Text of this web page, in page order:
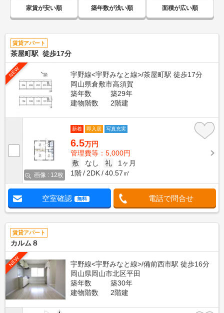
家賃が安い順 築年数が浅い順 面積が広い順
賃貸アパート
茶屋町駅 徒歩17分
NEW
宇野線<宇野みなと線>/茶屋町駅 徒歩17分
岡山県倉敷市高須賀
築年数
築29年
建物階数
2階建
画像 : 12枚
新着 即入居 写真充実
6.5万円
管理費等：5,000円
敷
なし 礼
1ヶ月
1階
2DK 40.57㎡
空室確認 無料 電話で問合せ
賃貸アパート
カルム８
NEW
宇野線<宇野みなと線>/備前西市駅 徒歩16分
岡山県岡山市北区平田
築年数
築30年
建物階数
2階建